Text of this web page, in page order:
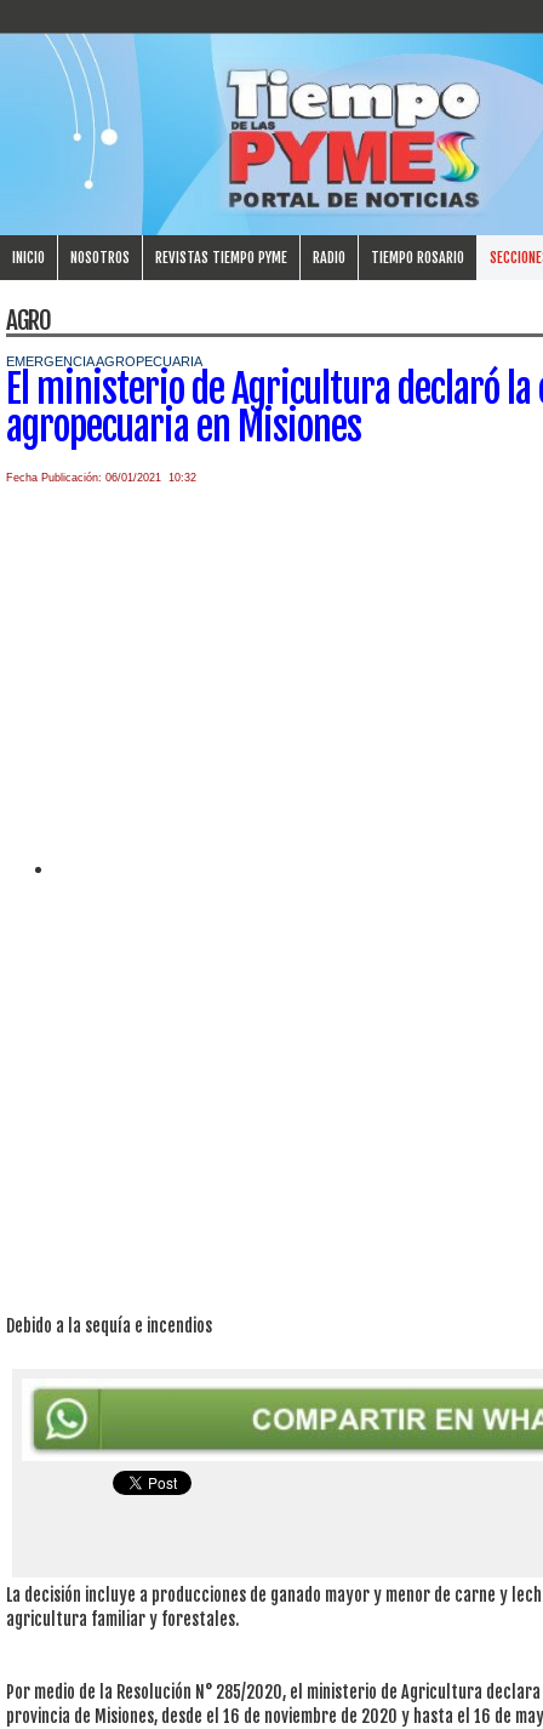
INICIO NOSOTROS REVISTAS TIEMPO PYME RADIO TIEMPO ROSARIO
AGRO
EMERGENCIA AGROPECUARIA
El ministerio de Agricultura declaró
agropecuaria en Misiones
Fecha Publicación: 06/01/2021 10:32
Debido a la sequía e incendios
La decisión incluye a producciones de ganado mayor y menor de carne y
agricultura familiar y forestales.
Por medio de la Resolución N° 285/2020, el ministerio de Agricultura
provincia de Misiones, desde el 16 de noviembre de 2020 y hasta el 16 de